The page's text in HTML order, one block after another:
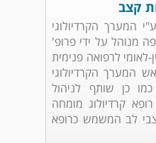
קצב
המערך הקרדיולוגי
מנוהל על ידי פרופ'
לאומי לרפואה פנימית
המערך הקרדיולוגי
כן שותף לניהול
קרדיולוג מומחה
לב המשמש כרופא